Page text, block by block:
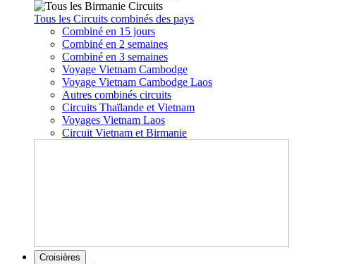
Tous les Circuits combinés des pays
Combiné en 15 jours
Combiné en 2 semaines
Combiné en 3 semaines
Voyage Vietnam Cambodge
Voyage Vietnam Cambodge Laos
Autres combinés circuits
Circuits Thaïlande et Vietnam
Voyages Vietnam Laos
Circuit Vietnam et Birmanie
Croisières